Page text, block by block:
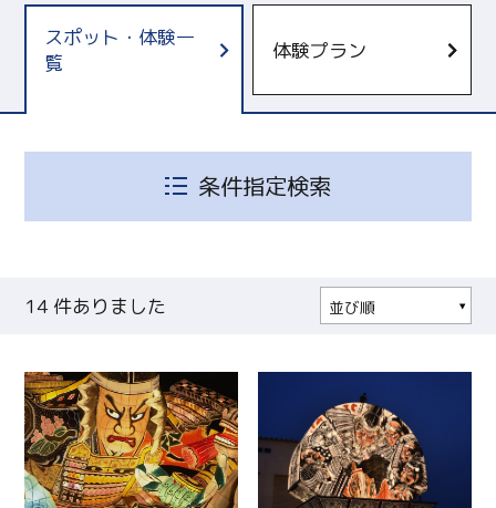
スポット・体験一
覧
体験プラン
条件指定検索
14 件ありました
並び順
現在地から近い順